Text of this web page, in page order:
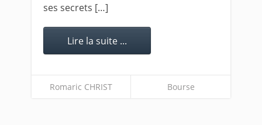
ses secrets […]
Lire la suite ...
Romaric CHRIST Bourse